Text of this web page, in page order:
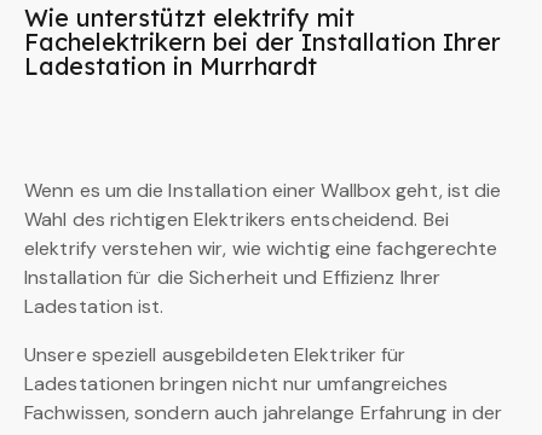
Wie unterstützt elektrify mit
Fachelektrikern bei der Installation Ihrer
Ladestation in Murrhardt
Wenn es um die Installation einer Wallbox geht, ist die
Wahl des richtigen Elektrikers entscheidend. Bei
elektrify verstehen wir, wie wichtig eine fachgerechte
Installation für die Sicherheit und Effizienz Ihrer
Ladestation ist.
Unsere speziell ausgebildeten Elektriker für
Ladestationen bringen nicht nur umfangreiches
Fachwissen, sondern auch jahrelange Erfahrung in der